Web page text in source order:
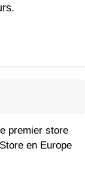
premier store
en Europe